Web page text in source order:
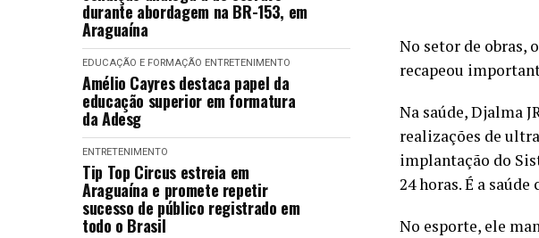
durante abordagem na BR-153, em
Araguaína
EDUCAÇÃO E FORMAÇÃO ENTRETENIMENTO
Amélio Cayres destaca papel da
educação superior em formatura
da Adesg
ENTRETENIMENTO
Tip Top Circus estreia em
Araguaína e promete repetir
sucesso de público registrado em
todo o Brasil
No setor de obras,
recapeou
Na saúde, Djalma
realizações de
implantação do
24 horas. É a
No esporte, ele